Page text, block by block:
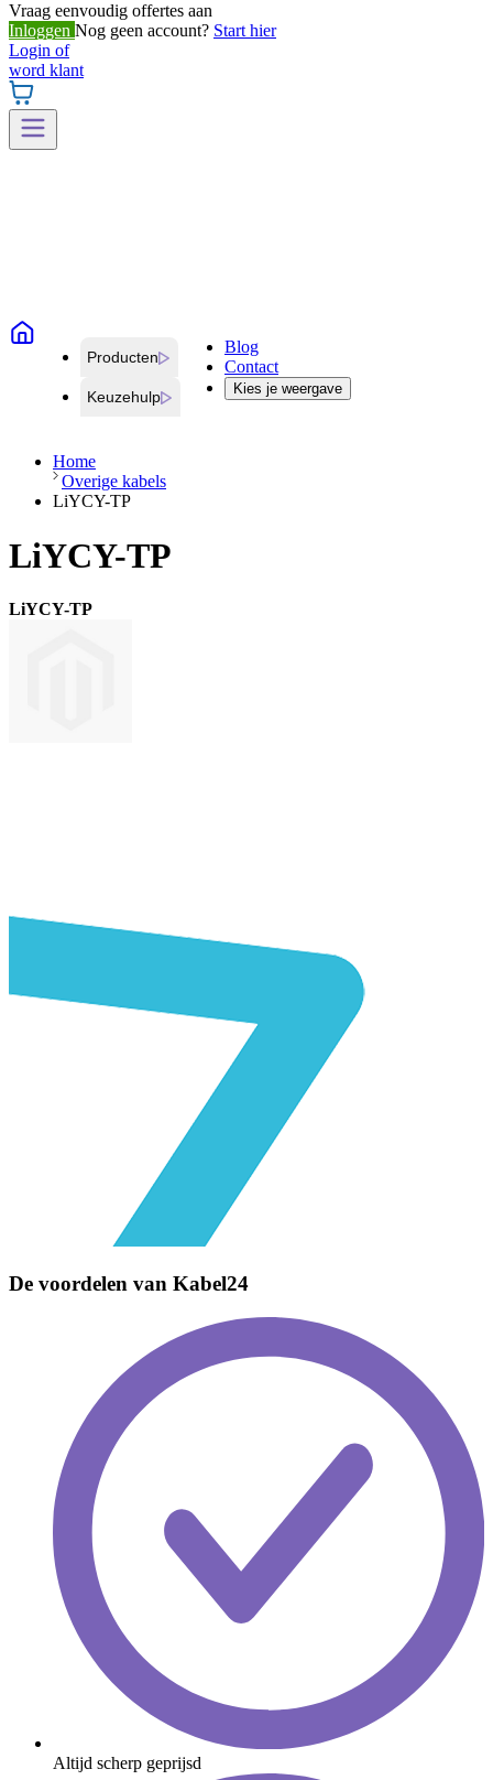
Vraag eenvoudig offertes aan
Inloggen Nog geen account? Start hier
Login of
word klant
Producten
Keuzehulp
Blog
Contact
Kies je weergave
Home
Overige kabels
LiYCY-TP
LiYCY-TP
LiYCY-TP
De voordelen van Kabel24
Altijd scherp geprijsd